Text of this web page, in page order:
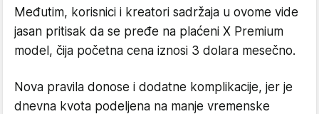
Međutim, korisnici i kreatori sadržaja u ovome vide
jasan pritisak da se pređe na plaćeni X Premium
model, čija početna cena iznosi 3 dolara mesečno.
Nova pravila donose i dodatne komplikacije, jer je
dnevna kvota podeljena na manje vremenske